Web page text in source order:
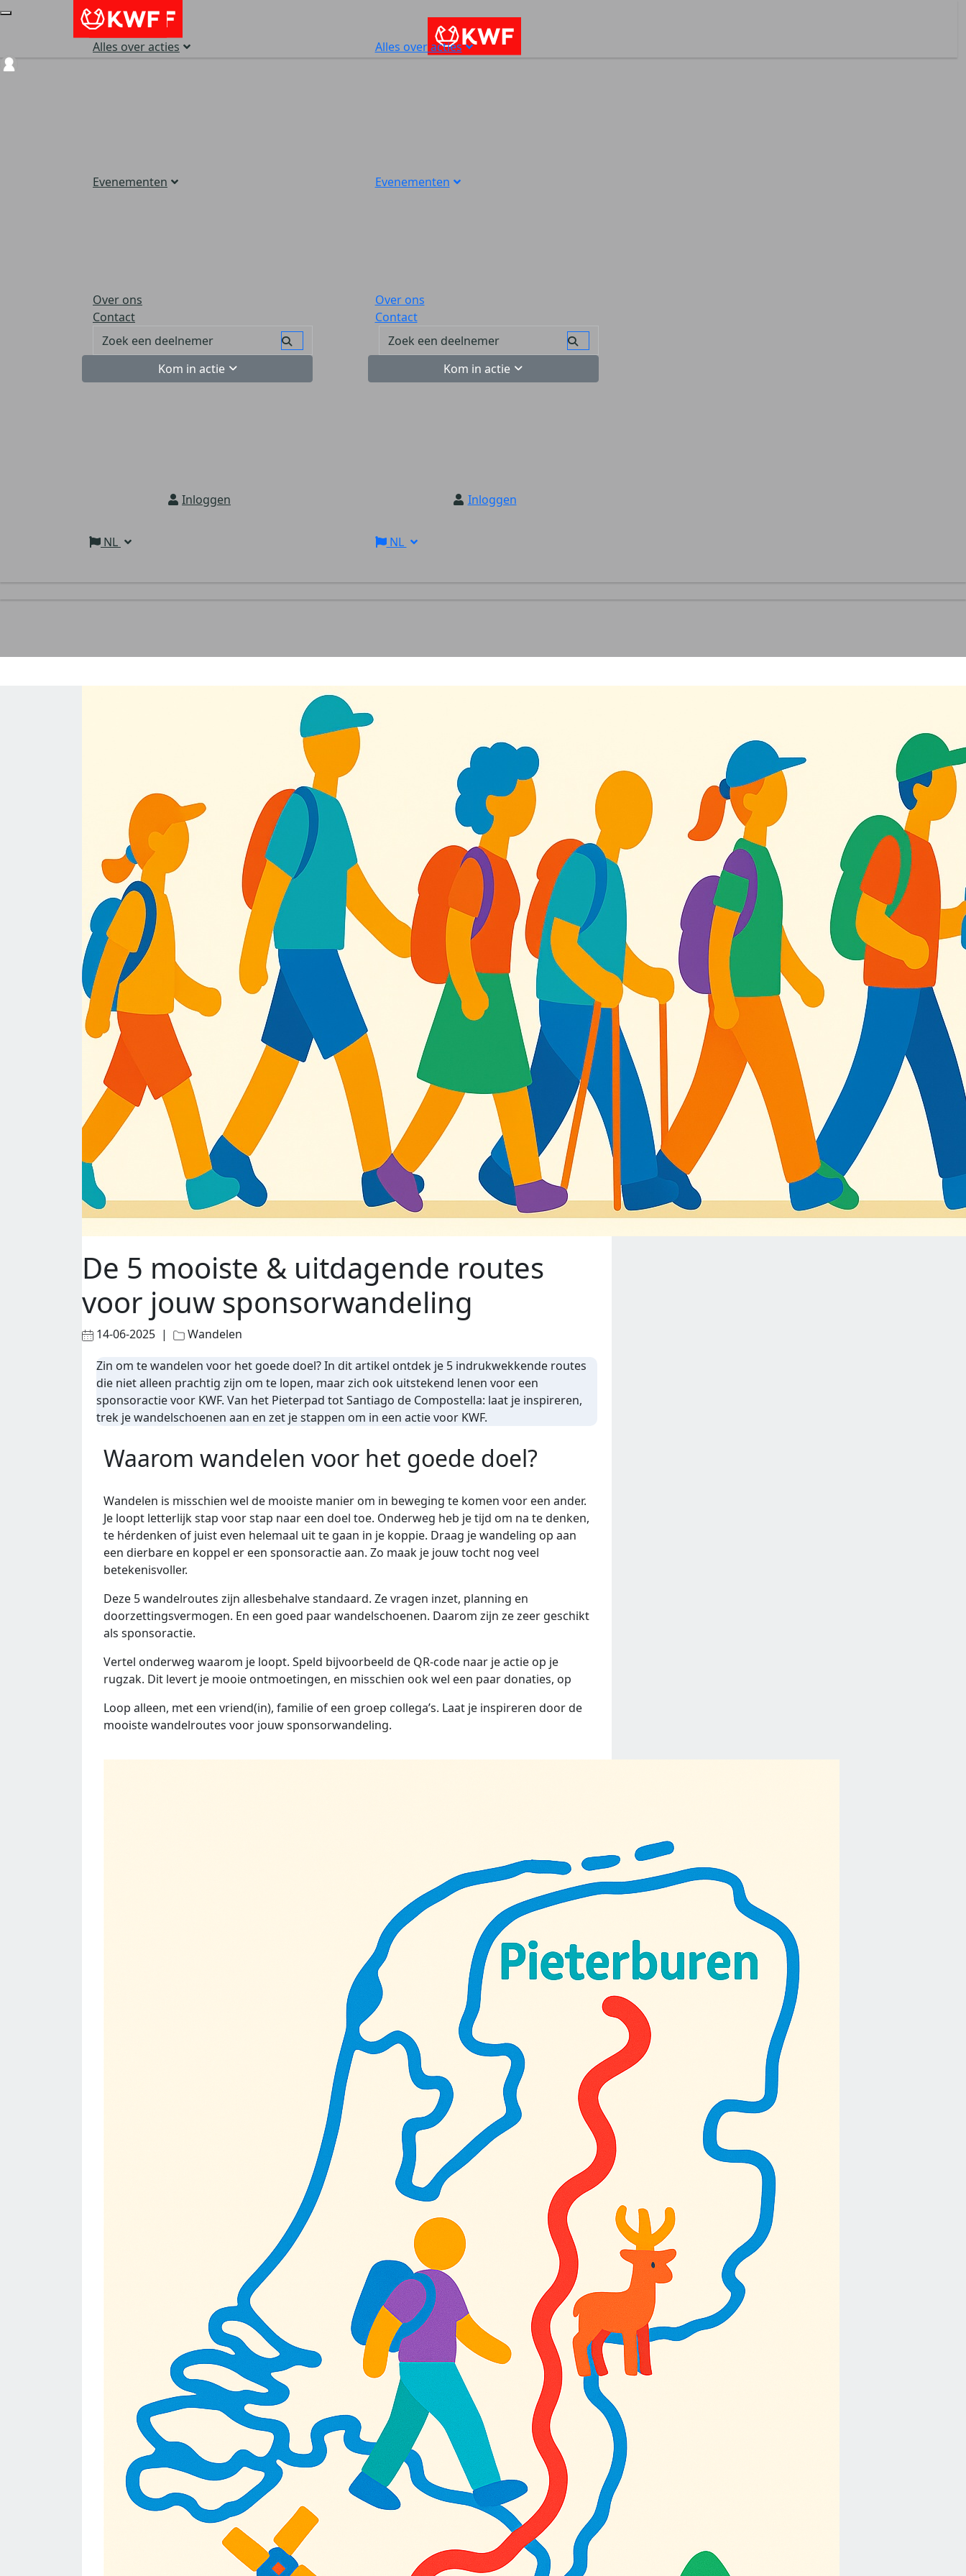
Alles over acties
Evenementen
Over ons
Contact
Kom in actie
Inloggen
NL
Alles over acties
Evenementen
Over ons
Contact
Kom in actie
Inloggen
NL
De 5 mooiste & uitdagende routes
voor jouw sponsorwandeling
14-06-2025 |
Wandelen
Zin om te wandelen voor het goede doel? In dit artikel ontdek je 5 indrukwekkende routes
die niet alleen prachtig zijn om te lopen, maar zich ook uitstekend lenen voor een
sponsoractie voor KWF. Van het Pieterpad tot Santiago de Compostella: laat je inspireren,
trek je wandelschoenen aan en zet je stappen om in een actie voor KWF.
Waarom wandelen voor het goede doel?
Wandelen is misschien wel de mooiste manier om in beweging te komen voor een ander.
Je loopt letterlijk stap voor stap naar een doel toe. Onderweg heb je tijd om na te denken,
te hérdenken of juist even helemaal uit te gaan in je koppie. Draag je wandeling op aan
een dierbare en koppel er een sponsoractie aan. Zo maak je jouw tocht nog veel
betekenisvoller.
Deze 5 wandelroutes zijn allesbehalve standaard. Ze vragen inzet, planning en
doorzettingsvermogen. En een goed paar wandelschoenen. Daarom zijn ze zeer geschikt
als sponsoractie.
Vertel onderweg waarom je loopt. Speld bijvoorbeeld de QR-code naar je actie op je
rugzak. Dit levert je mooie ontmoetingen, en misschien ook wel een paar donaties, op
Loop alleen, met een vriend(in), familie of een groep collega’s. Laat je inspireren door de
mooiste wandelroutes voor jouw sponsorwandeling.